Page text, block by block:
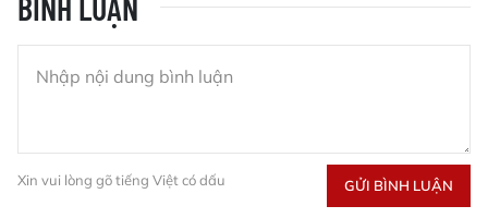
Xin vui lòng gõ tiếng Việt có dấu GỬI BÌNH LUẬN